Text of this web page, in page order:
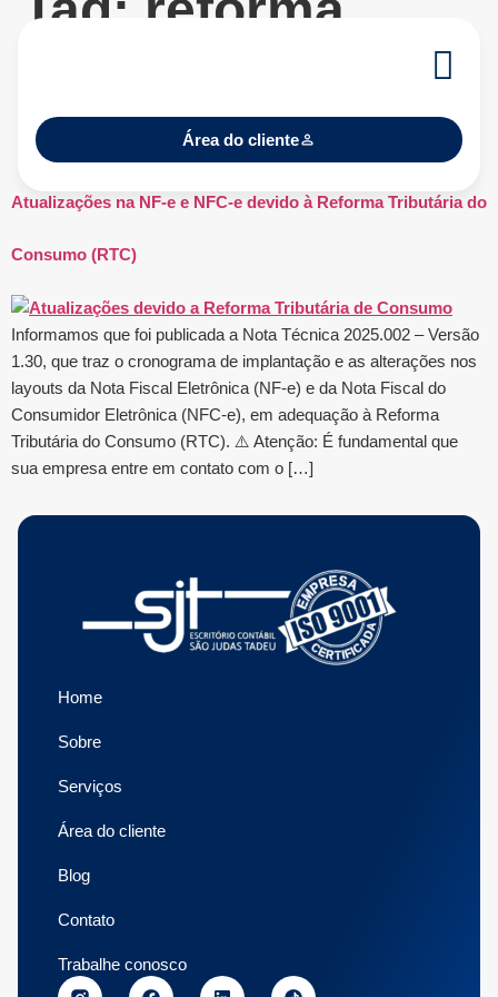
Área do cliente
consumo
Atualizações na NF-e e NFC-e devido à Reforma Tributária do
Consumo (RTC)
Informamos que foi publicada a Nota Técnica 2025.002 – Versão
1.30, que traz o cronograma de implantação e as alterações nos
layouts da Nota Fiscal Eletrônica (NF-e) e da Nota Fiscal do
Consumidor Eletrônica (NFC-e), em adequação à Reforma
Tributária do Consumo (RTC). ⚠️ Atenção: É fundamental que
sua empresa entre em contato com o […]
Home
Sobre
Serviços
Área do cliente
Blog
Contato
Trabalhe conosco